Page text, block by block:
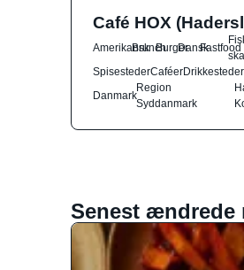
Café HOX
AmerikanskBrunchBurgerDanskFastfood
SpisestederCaféerDrikkesteder
Danmark
Region
Syddanmark
Senest ændrede